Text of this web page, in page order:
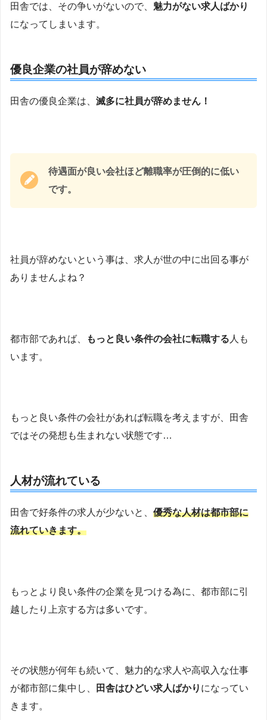
田舎では、その争いがないので、 魅力がない求人ばかり
になってしまいます。
優良企業の社員が辞めない
田舎の優良企業は、 滅多に社員が辞めません！
待遇面が良い会社ほど離職率が圧倒的に低い
です。
社員が辞めないという事は、求人が世の中に出回る事が
ありませんよね？
都市部であれば、 もっと良い条件の会社に転職する 人も
います。
もっと良い条件の会社があれば転職を考えますが、田舎
ではその発想も生まれない状態です…
人材が流れている
田舎で好条件の求人が少ないと、 優秀な人材は都市部に
流れていきます。
もっとより良い条件の企業を見つける為に、都市部に引
越したり上京する方は多いです。
その状態が何年も続いて、魅力的な求人や高収入な仕事
が都市部に集中し、
田舎はひどい求人ばかり になってい
きます。